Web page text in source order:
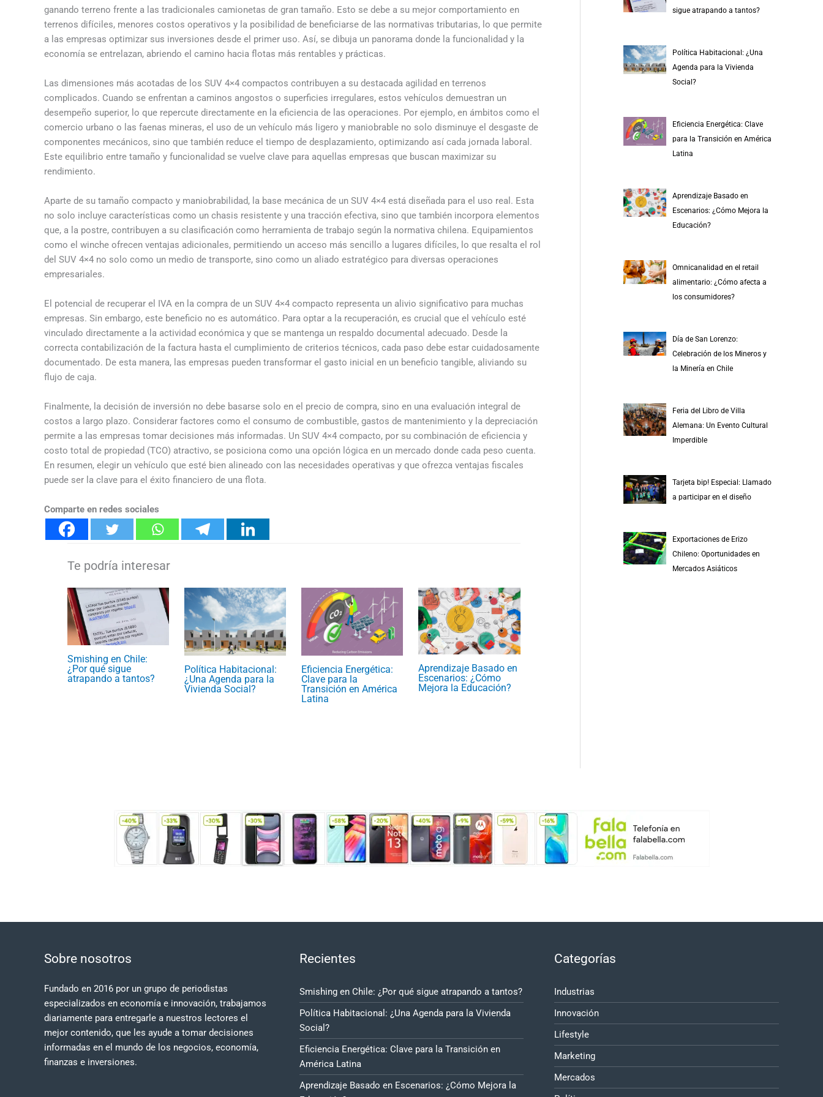
ganando terreno frente a las tradicionales camionetas de gran tamaño. Esto se debe a su mejor comportamiento en
terrenos difíciles, menores costos operativos y la posibilidad de beneficiarse de las normativas tributarias, lo que permite
a las empresas optimizar sus inversiones desde el primer uso. Así, se dibuja un panorama donde la funcionalidad y la
economía se entrelazan, abriendo el camino hacia flotas más rentables y prácticas.
Las dimensiones más acotadas de los SUV 4×4 compactos contribuyen a su destacada agilidad en terrenos
complicados. Cuando se enfrentan a caminos angostos o superficies irregulares, estos vehículos demuestran un
desempeño superior, lo que repercute directamente en la eficiencia de las operaciones. Por ejemplo, en ámbitos como el
comercio urbano o las faenas mineras, el uso de un vehículo más ligero y maniobrable no solo disminuye el desgaste de
componentes mecánicos, sino que también reduce el tiempo de desplazamiento, optimizando así cada jornada laboral.
Este equilibrio entre tamaño y funcionalidad se vuelve clave para aquellas empresas que buscan maximizar su
rendimiento.
Aparte de su tamaño compacto y maniobrabilidad, la base mecánica de un SUV 4×4 está diseñada para el uso real. Esta
no solo incluye características como un chasis resistente y una tracción efectiva, sino que también incorpora elementos
que, a la postre, contribuyen a su clasificación como herramienta de trabajo según la normativa chilena. Equipamientos
como el winche ofrecen ventajas adicionales, permitiendo un acceso más sencillo a lugares difíciles, lo que resalta el rol
del SUV 4×4 no solo como un medio de transporte, sino como un aliado estratégico para diversas operaciones
empresariales.
El potencial de recuperar el IVA en la compra de un SUV 4×4 compacto representa un alivio significativo para muchas
empresas. Sin embargo, este beneficio no es automático. Para optar a la recuperación, es crucial que el vehículo esté
vinculado directamente a la actividad económica y que se mantenga un respaldo documental adecuado. Desde la
correcta contabilización de la factura hasta el cumplimiento de criterios técnicos, cada paso debe estar cuidadosamente
documentado. De esta manera, las empresas pueden transformar el gasto inicial en un beneficio tangible, aliviando su
flujo de caja.
Finalmente, la decisión de inversión no debe basarse solo en el precio de compra, sino en una evaluación integral de
costos a largo plazo. Considerar factores como el consumo de combustible, gastos de mantenimiento y la depreciación
permite a las empresas tomar decisiones más informadas. Un SUV 4×4 compacto, por su combinación de eficiencia y
costo total de propiedad (TCO) atractivo, se posiciona como una opción lógica en un mercado donde cada peso cuenta.
En resumen, elegir un vehículo que esté bien alineado con las necesidades operativas y que ofrezca ventajas fiscales
puede ser la clave para el éxito financiero de una flota.
Comparte en redes sociales
Smishing en Chile:
¿Por qué sigue
atrapando a tantos?
Política Habitacional:
¿Una Agenda para la
Vivienda Social?
Eficiencia Energética:
Clave para la
Transición en América
Latina
Aprendizaje Basado en
Escenarios: ¿Cómo
Mejora la Educación?
sigue atrapando a tantos?
Política Habitacional: ¿Una
Agenda para la Vivienda
Social?
Eficiencia Energética: Clave
para la Transición en América
Latina
Aprendizaje Basado en
Escenarios: ¿Cómo Mejora la
Educación?
Omnicanalidad en el retail
alimentario: ¿Cómo afecta a
los consumidores?
Día de San Lorenzo:
Celebración de los Mineros y
la Minería en Chile
Feria del Libro de Villa
Alemana: Un Evento Cultural
Imperdible
Tarjeta bip! Especial: Llamado
a participar en el diseño
Exportaciones de Erizo
Chileno: Oportunidades en
Mercados Asiáticos
Sobre nosotros
Fundado en 2016 por un grupo de periodistas
especializados en economía e innovación, trabajamos
diariamente para entregarle a nuestros lectores el
mejor contenido, que les ayude a tomar decisiones
informadas en el mundo de los negocios, economía,
finanzas e inversiones.
Recientes
Smishing en Chile: ¿Por qué sigue atrapando a tantos?
Política Habitacional: ¿Una Agenda para la Vivienda
Social?
Eficiencia Energética: Clave para la Transición en
América Latina
Aprendizaje Basado en Escenarios: ¿Cómo Mejora la
Categorías
Industrias
Innovación
Lifestyle
Marketing
Mercados